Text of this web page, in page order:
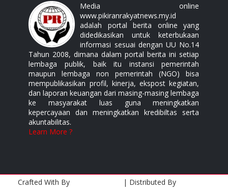
Media online
www.pikiranrakyatnews.my.id
adalah portal berita online yang
didedikasikan untuk keterbukaan
informasi sesuai dengan UU No.14
Tahun 2008, dimana dalam portal berita ini setiap
lembaga publik, baik itu instansi pemerintah
maupun lembaga non pemerintah (NGO) bisa
mempublikasikan profil, kinerja, ekspost kegiatan,
dan laporan keuangan dari masing-masing lembaga
ke masyarakat luas guna meningkatkan
kepercayaan dan meningkatkan kredibiltas serta
akuntabilitas.
Learn More ?
Crafted With By | Distributed By